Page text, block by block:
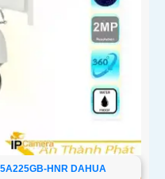
HNR DAHUA